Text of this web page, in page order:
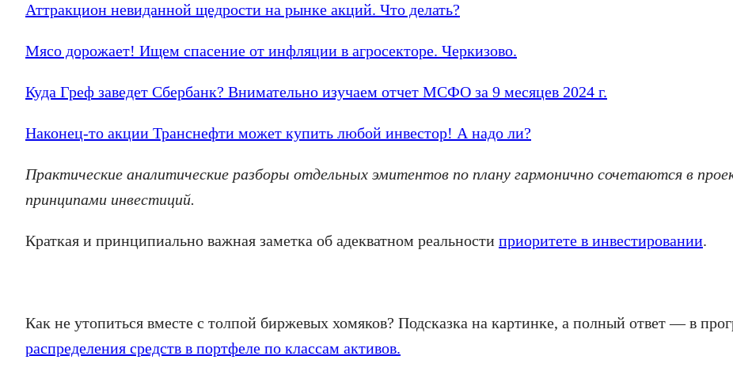
Аттракцион невиданной щедрости на рынке акций. Что делать?
Мясо дорожает! Ищем спасение от инфляции в агросекторе. Черкизово.
Куда Греф заведет Сбербанк? Внимательно изучаем отчет МСФО за 9 месяцев 2024 г.
Наконец-то акции Транснефти может купить любой инвестор! А надо ли?
Практические аналитические разборы отдельных эмитентов по плану гармонично сочетаются в
принципами инвестиций.
Краткая и принципиально важная заметка об адекватном реальности приоритете в инвестировании.
Как не утопиться вместе с толпой биржевых хомяков? Подсказка на картинке, а полный ответ — в
распределения средств в портфеле по классам активов.